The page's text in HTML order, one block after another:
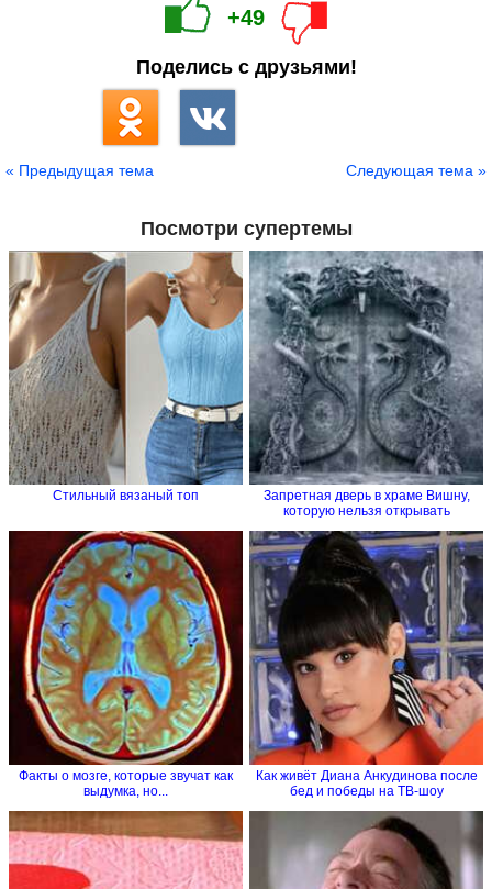
+49
Поделись с друзьями!
« Предыдущая тема Следующая тема »
Посмотри супертемы
Стильный вязаный топ
Запретная дверь в храме Вишну,
которую нельзя открывать
Факты о мозге, которые звучат как
выдумка, но...
Как живёт Диана Анкудинова после
бед и победы на ТВ-шоу